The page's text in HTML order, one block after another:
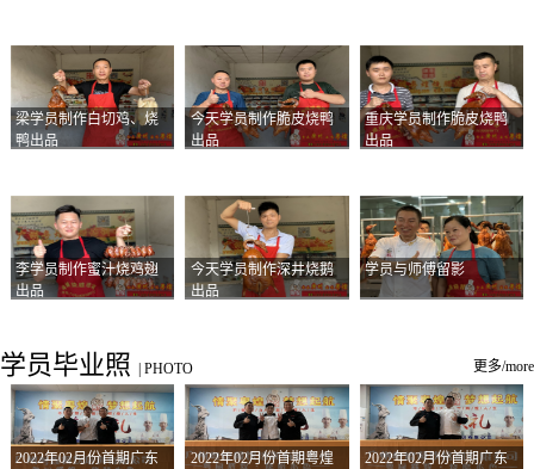
梁学员制作白切鸡、烧
鸭出品
今天学员制作脆皮烧鸭
出品
重庆学员制作脆皮烧鸭
出品
李学员制作蜜汁烧鸡翅
出品
今天学员制作深井烧鹅
出品
学员与师傅留影
学员毕业照 PHOTO 更多/more
2022年02月份首期广东
2022年02月份首期粤煌
2022年02月份首期广东